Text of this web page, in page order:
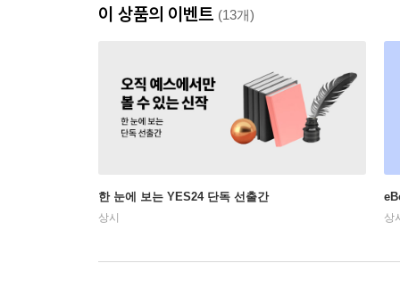
이 상품의 이벤트 (13개)
한 눈에 보는 YES24 단독 선출간
상시 상